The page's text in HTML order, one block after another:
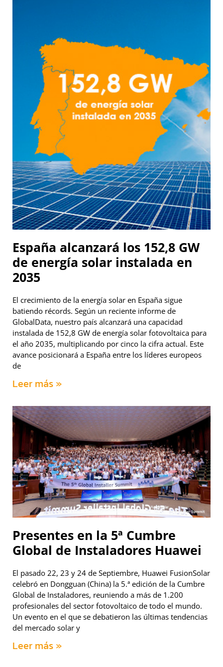
España alcanzará los 152,8 GW
de energía solar instalada en
2035
El crecimiento de la energía solar en España sigue
batiendo récords. Según un reciente informe de
GlobalData, nuestro país alcanzará una capacidad
instalada de 152,8 GW de energía solar fotovoltaica para
el año 2035, multiplicando por cinco la cifra actual. Este
avance posicionará a España entre los líderes europeos
de
Leer más »
Presentes en la 5ª Cumbre
Global de Instaladores Huawei
El pasado 22, 23 y 24 de Septiembre, Huawei FusionSolar
celebró en Dongguan (China) la 5.ª edición de la Cumbre
Global de Instaladores, reuniendo a más de 1.200
profesionales del sector fotovoltaico de todo el mundo.
Un evento en el que se debatieron las últimas tendencias
del mercado solar y
Leer más »